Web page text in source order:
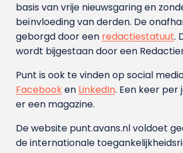
basis van vrije nieuwsgaring en
beïnvloeding van derden. De
geborgd door een redactiestatuut.
wordt bijgestaan door een
Punt is ook te vinden op social
Facebooken LinkedIn. Een keer per
er een magazine.
De website punt.avans.nl voldoet
de internationale